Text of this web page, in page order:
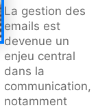
La gestion des
emails est
devenue un
enjeu central
dans la
communication,
notamment